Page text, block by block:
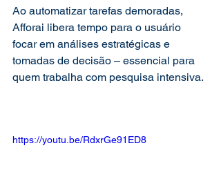
Ao automatizar tarefas demoradas,
Afforai libera tempo para o usuário
focar em análises estratégicas e
tomadas de decisão – essencial para
quem trabalha com pesquisa intensiva.
https://youtu.be/RdxrGe91ED8